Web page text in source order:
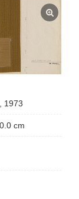
1973
cm